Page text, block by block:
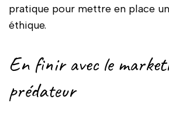
pratique pour mettre en place
éthique.
En finir avec le
prédateur